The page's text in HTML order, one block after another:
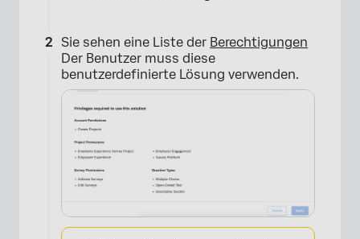
Sie sehen eine Liste der Berechtigungen
Der Benutzer muss diese
benutzerdefinierte Lösung verwenden.